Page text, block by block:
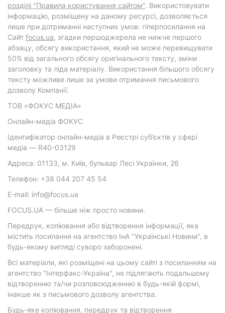
розділі "Правила користування сайтом". Використовувати
інформацію, розміщену на даному ресурсі, дозволяється
лише при дотриманні наступних умов: гіперпосилання на
Cайт focus.ua, згадки першоджерела не нижче першого
абзацу, обсягу використання, який не може перевищувати
50% від загального обсягу оригінального тексту, зміни
заголовку та ліда матеріалу. Використання більшого обсягу
тексту можливе лише за умови отримання письмового
дозволу Компанії.
ТОВ «ФОКУС МЕДІА»
Онлайн-медіа ФОКУС
Ідентифікатор онлайн-медіа в Реєстрі суб’єктів у сфері
медіа — R40-03129
Адреса: 01133, м. Київ, бульвар Лесі Українки, 26
Телефон: +38 044 207 45 54
E-mail: info@focus.ua
FOCUS.UA — більше ніж просто новини.
Передрук, копіювання або відтворення інформації, яка
містить посилання на агентство ІнА "Українські Новини", в
будь-якому вигляді суворо заборонені.
Всі матеріали, які розміщені на цьому сайті з посиланням на
агентство "Інтерфакс-Україна", не підлягають подальшому
відтворенню та/чи розповсюдженню в будь-якій формі,
інакше як з письмового дозволу агентства.
Будь-яке копіювання, передрук та відтворення